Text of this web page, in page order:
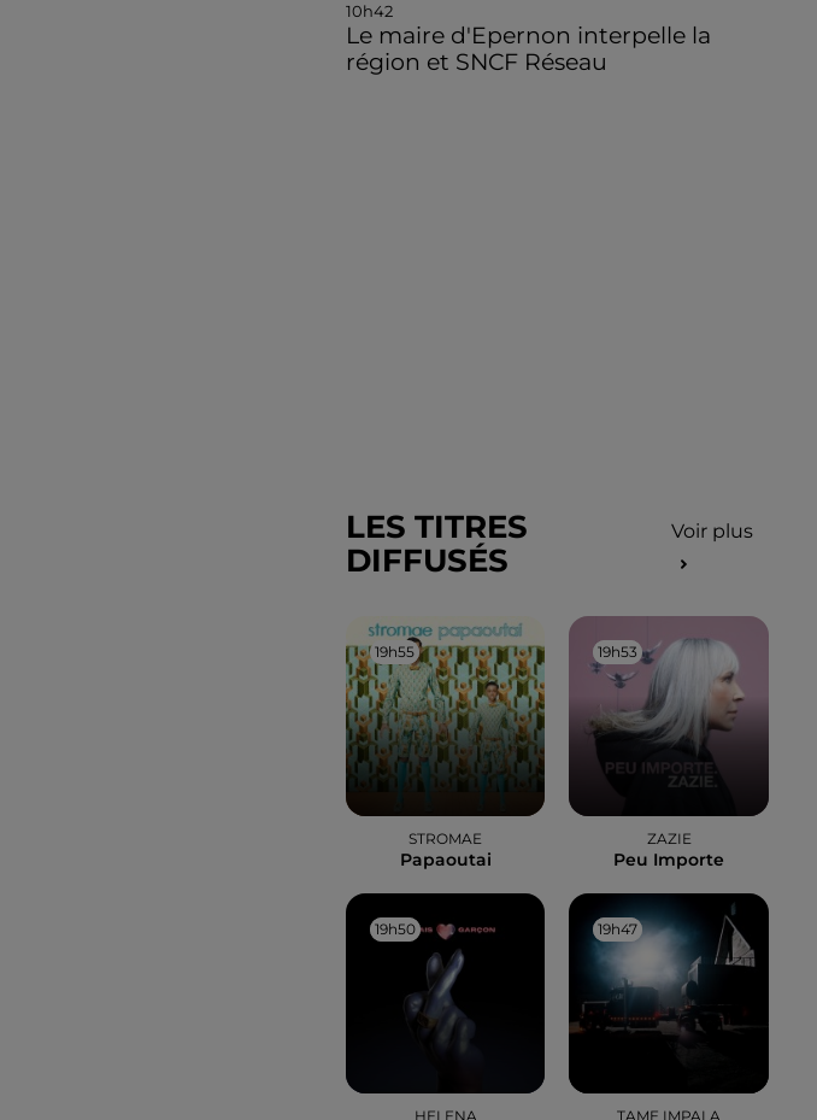
10h42
Le maire d'Epernon interpelle la
région et SNCF Réseau
LES TITRES
DIFFUSÉS
Voir plus
19h55
19h55
STROMAE
Papaoutai
19h53
19h53
ZAZIE
Peu Importe
19h50
19h50
HELENA
19h47
19h47
TAME IMPALA